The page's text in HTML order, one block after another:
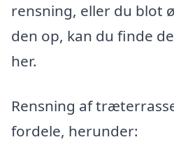
rensning, eller du blot
den op, kan du finde
her.
Rensning af
fordele, herunder: